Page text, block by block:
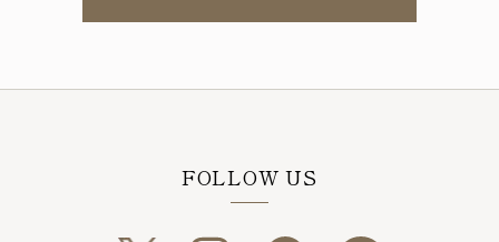
FOLLOW US